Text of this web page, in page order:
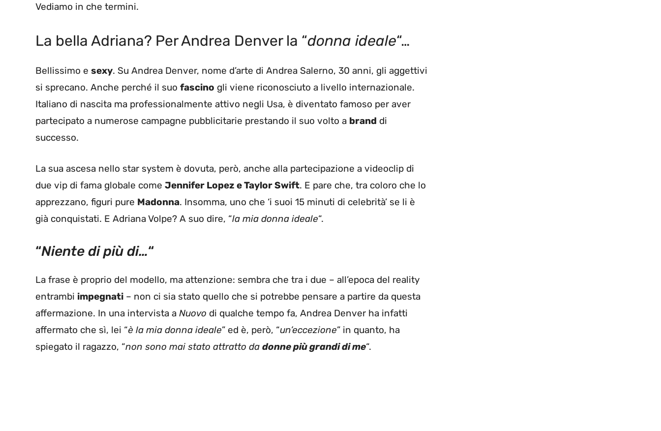
Vediamo in che termini.
La bella Adriana? Per Andrea Denver la “donna ideale“…
Bellissimo e sexy. Su Andrea Denver, nome d’arte di Andrea Salerno, 30 anni, gli aggettivi
si sprecano. Anche perché il suo fascino gli viene riconosciuto a livello internazionale.
Italiano di nascita ma professionalmente attivo negli Usa, è diventato famoso per aver
partecipato a numerose campagne pubblicitarie prestando il suo volto a brand di
successo.
La sua ascesa nello star system è dovuta, però, anche alla partecipazione a videoclip di
due vip di fama globale come Jennifer Lopez e Taylor Swift. E pare che, tra coloro che lo
apprezzano, figuri pure Madonna. Insomma, uno che ‘i suoi 15 minuti di celebrità’ se li è
già conquistati. E Adriana Volpe? A suo dire, “la mia donna ideale“.
“Niente di più di…“
La frase è proprio del modello, ma attenzione: sembra che tra i due – all’epoca del reality
entrambi impegnati – non ci sia stato quello che si potrebbe pensare a partire da questa
affermazione. In una intervista a Nuovo di qualche tempo fa, Andrea Denver ha infatti
affermato che sì, lei “è la mia donna ideale” ed è, però, “un’eccezione” in quanto, ha
spiegato il ragazzo, “non sono mai stato attratto da donne più grandi di me“.